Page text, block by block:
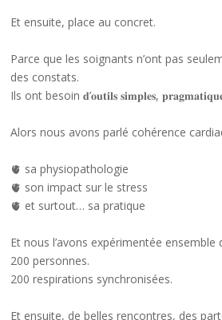
Et ensuite, place au concret.
Parce que les soignants n’ont pas
des constats.
Ils ont besoin 𝐝’𝐨𝐮𝐭𝐢𝐥𝐬 𝐬𝐢𝐦𝐩𝐥𝐞𝐬,
Alors nous avons parlé cohérence
🫀 sa physiopathologie
🫀 son impact sur le stress
🫀 et surtout… sa pratique
Et nous l’avons expérimentée ensemble
200 personnes.
200 respirations synchronisées.
Et ensuite, de belles rencontres, des